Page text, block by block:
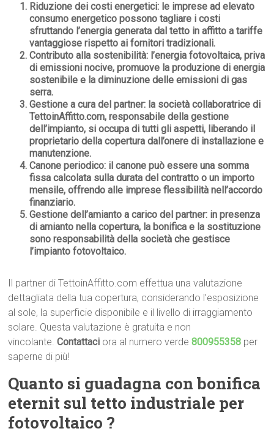
Riduzione dei costi energetici: le imprese ad elevato
consumo energetico possono tagliare i costi
sfruttando l’energia generata dal tetto in affitto a tariffe
vantaggiose rispetto ai fornitori tradizionali.
Contributo alla sostenibilità: l’energia fotovoltaica, priva
di emissioni nocive, promuove la produzione di energia
sostenibile e la diminuzione delle emissioni di gas
serra.
Gestione a cura del partner: la società collaboratrice di
TettoinAffitto.com, responsabile della gestione
dell’impianto, si occupa di tutti gli aspetti, liberando il
proprietario della copertura dall’onere di installazione e
manutenzione.
Canone periodico: il canone può essere una somma
fissa calcolata sulla durata del contratto o un importo
mensile, offrendo alle imprese flessibilità nell’accordo
finanziario.
Gestione dell’amianto a carico del partner: in presenza
di amianto nella copertura, la bonifica e la sostituzione
sono responsabilità della società che gestisce
l’impianto fotovoltaico.
Il partner di TettoinAffitto.com effettua una valutazione
dettagliata della tua copertura, considerando l’esposizione
al sole, la superficie disponibile e il livello di irraggiamento
solare. Questa valutazione è gratuita e non
vincolante.Contattaci ora al numero verde800955358 per
saperne di più!
Quanto si guadagna conbonifica
eternit sul tetto industriale per
fotovoltaico ?